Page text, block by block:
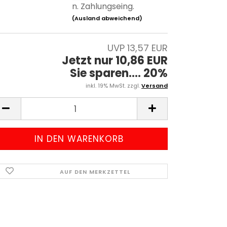
n. Zahlungseing.
(Ausland abweichend)
UVP 13,57 EUR
Jetzt nur 10,86 EUR
Sie sparen.... 20%
inkl. 19% MwSt. zzgl.Versand
AUF DEN MERKZETTEL